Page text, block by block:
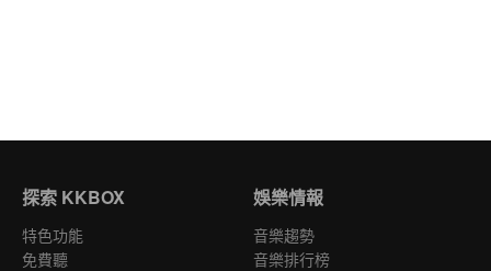
探索 KKBOX
特色功能
免費聽
娛樂情報
音樂趨勢
音樂排行榜